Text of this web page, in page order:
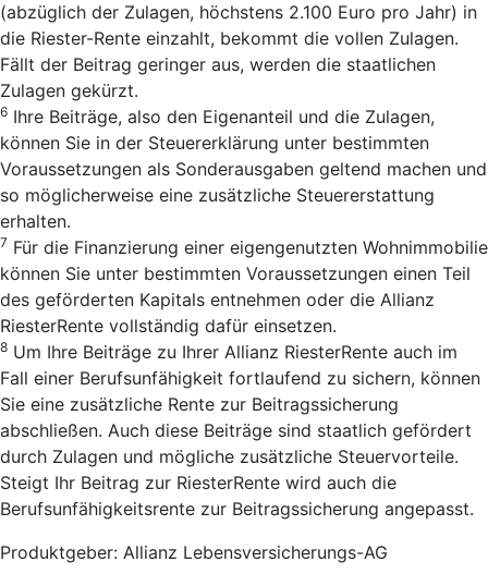
(abzüglich der Zulagen, höchstens 2.100 Euro pro Jahr) in
die Riester-Rente einzahlt, bekommt die vollen Zulagen.
Fällt der Beitrag geringer aus, werden die staatlichen
Zulagen gekürzt.
6 Ihre Beiträge, also den Eigenanteil und die Zulagen,
können Sie in der Steuererklärung unter bestimmten
Voraussetzungen als Sonderausgaben geltend machen und
so möglicherweise eine zusätzliche Steuererstattung
erhalten.
7 Für die Finanzierung einer eigengenutzten Wohnimmobilie
können Sie unter bestimmten Voraussetzungen einen Teil
des geförderten Kapitals entnehmen oder die Allianz
RiesterRente vollständig dafür einsetzen.
8 Um Ihre Beiträge zu Ihrer Allianz RiesterRente auch im
Fall einer Berufsunfähigkeit fortlaufend zu sichern, können
Sie eine zusätzliche Rente zur Beitragssicherung
abschließen. Auch diese Beiträge sind staatlich gefördert
durch Zulagen und mögliche zusätzliche Steuervorteile.
Steigt Ihr Beitrag zur RiesterRente wird auch die
Berufsunfähigkeitsrente zur Beitragssicherung angepasst.
Produktgeber: Allianz Lebensversicherungs-AG